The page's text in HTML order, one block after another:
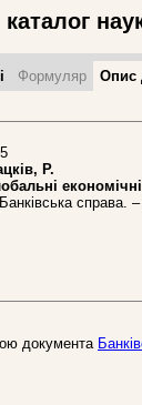
Формуляр Опис
Р.
справа.
документа